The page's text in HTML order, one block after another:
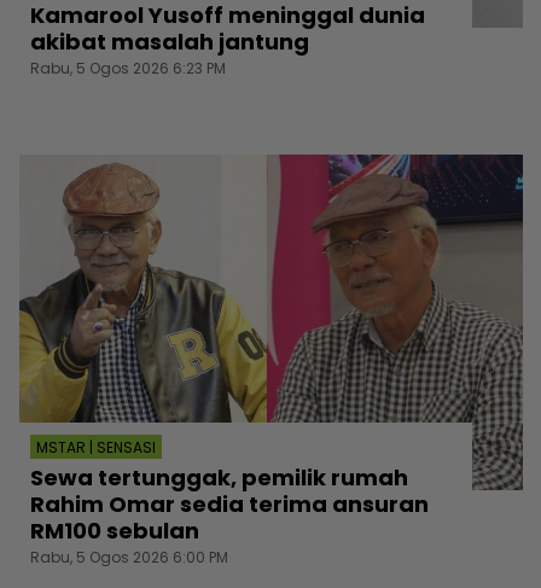
Kamarool Yusoff meninggal dunia
akibat masalah jantung
Rabu, 5 Ogos 2026 6:23 PM
MSTAR | SENSASI
Sewa tertunggak, pemilik rumah
Rahim Omar sedia terima ansuran
RM100 sebulan
Rabu, 5 Ogos 2026 6:00 PM